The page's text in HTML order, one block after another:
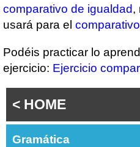
comparativo de igualdad,
usará para el
Podéis practicar lo
ejercicio: Ejercicio
< HOME
Gramática